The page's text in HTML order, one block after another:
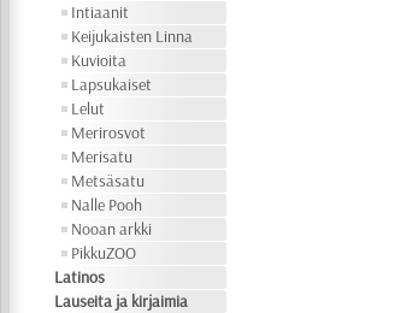
Intiaanit
Keijukaisten Linna
Kuvioita
Lapsukaiset
Lelut
Merirosvot
Merisatu
Metsäsatu
Nalle Pooh
Nooan arkki
PikkuZOO
Latinos
Lauseita ja kirjaimia